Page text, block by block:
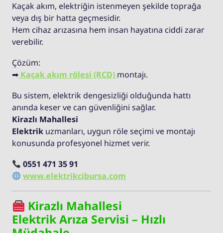
Kaçak akım, elektriğin istenmeyen şekilde toprağa
veya dış bir hatta geçmesidir.
Hem cihaz arızasına hem insan hayatına ciddi zarar
verebilir.
Çözüm:
➡ Kaçak akım rölesi (RCD) montajı.
Bu sistem, elektrik dengesizliği olduğunda hattı
anında keser ve can güvenliğini sağlar.
Kirazlı Mahallesi
Elektrik uzmanları, uygun röle seçimi ve montajı
konusunda profesyonel hizmet verir.
0551 471 35 91
www.elektrikcibursa.com
Kirazlı Mahallesi
Elektrik Arıza Servisi – Hızlı